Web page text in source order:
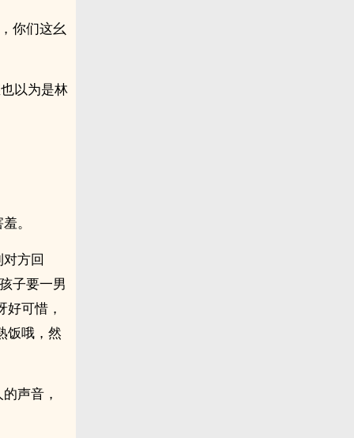
你们这幺
以为是林
。
方回
子要一男
可惜，
饭哦，然
声音，